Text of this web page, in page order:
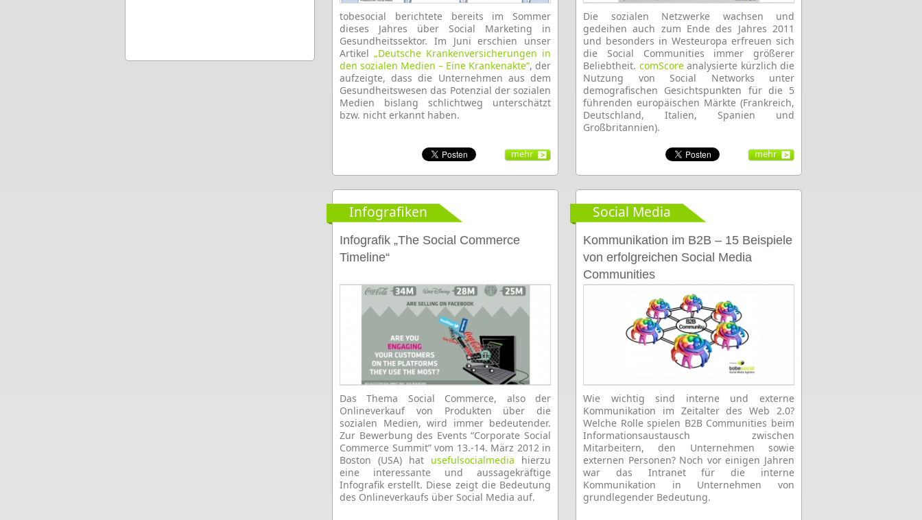
tobesocial berichtete bereits im Sommer
dieses Jahres über Social Marketing in
Gesundheitssektor. Im Juni erschien unser
Artikel „Deutsche Krankenversicherungen in
den sozialen Medien – Eine Krankenakte“, der
aufzeigte, dass die Unternehmen aus dem
Gesundheitswesen das Potenzial der sozialen
Medien bislang schlichtweg unterschätzt
bzw. nicht erkannt haben.
mehr
Die sozialen Netzwerke wachsen und
gedeihen auch zum Ende des Jahres 2011
und besonders in Westeuropa erfreuen sich
die Social Communities immer größerer
Beliebtheit. comScoreanalysierte kürzlich die
Nutzung von Social Networks unter
demografischen Gesichtspunkten für die 5
führenden europäischen Märkte (Frankreich,
Deutschland, Italien, Spanien und
Großbritannien).
mehr
Infografiken
Infografik „The Social Commerce
Timeline“
Das Thema Social Commerce, also der
Onlineverkauf von Produkten über die
sozialen Medien, wird immer bedeutender.
Zur Bewerbung des Events “Corporate Social
Commerce Summit” vom 13.-14. März 2012 in
Boston (USA) hat usefulsocialmedia hierzu
eine interessante und aussagekräftige
Infografik erstellt. Diese zeigt die Bedeutung
des Onlineverkaufs über Social Media auf.
Social Media
Kommunikation im B2B – 15 Beispiele
von erfolgreichen Social Media
Communities
Wie wichtig sind interne und externe
Kommunikation im Zeitalter des Web 2.0?
Welche Rolle spielen B2B Communities beim
Informationsaustausch zwischen
Mitarbeitern, den Unternehmen sowie
externen Personen? Noch vor einigen Jahren
war das Intranet für die interne
Kommunikation in Unternehmen von
grundlegender Bedeutung.